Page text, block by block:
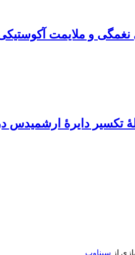
و ملایمت
تکسیر دایرۀ ارشمیدس
از سیناوب